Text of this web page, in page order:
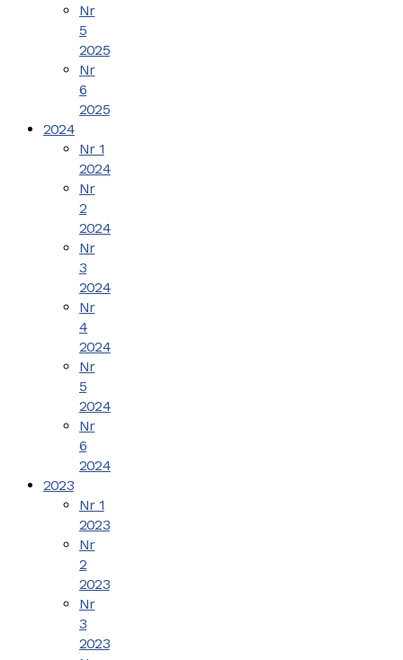
Nr
5
2025
Nr
6
2025
2024
Nr 1
2024
Nr
2
2024
Nr
3
2024
Nr
4
2024
Nr
5
2024
Nr
6
2024
2023
Nr 1
2023
Nr
2
2023
Nr
3
2023